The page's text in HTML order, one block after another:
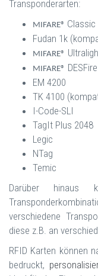
Transponderarten:
MIFARE® Classic
Fudan 1k
MIFARE®
MIFARE®
EM 4200
TK 4100
I-Code-SLI
TagIt Plus 2048
Legic
NTag
Temic
Darüber hinaus
verschiedene
diese z.B. an
RFID Karten können
bedruckt,